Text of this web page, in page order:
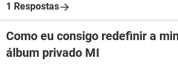
1 Respostas
Como eu consigo redefinir a
álbum privado MI